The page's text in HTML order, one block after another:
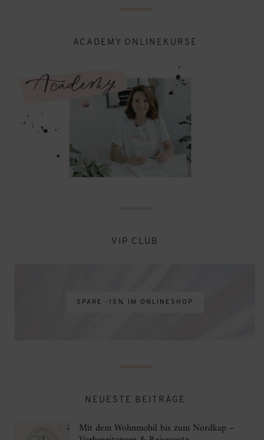
ACADEMY ONLINEKURSE
VIP CLUB
SPARE -15% IM ONLINESHOP
NEUESTE BEITRÄGE
Mit dem Wohnmobil bis zum Nordkap –